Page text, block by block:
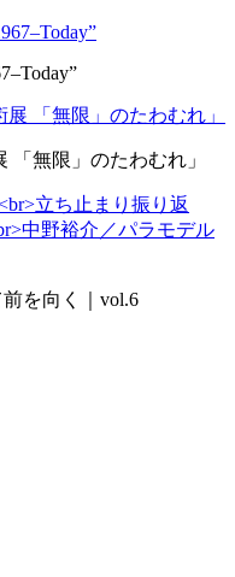
「無限」のたわむれ」
を向く｜vol.6